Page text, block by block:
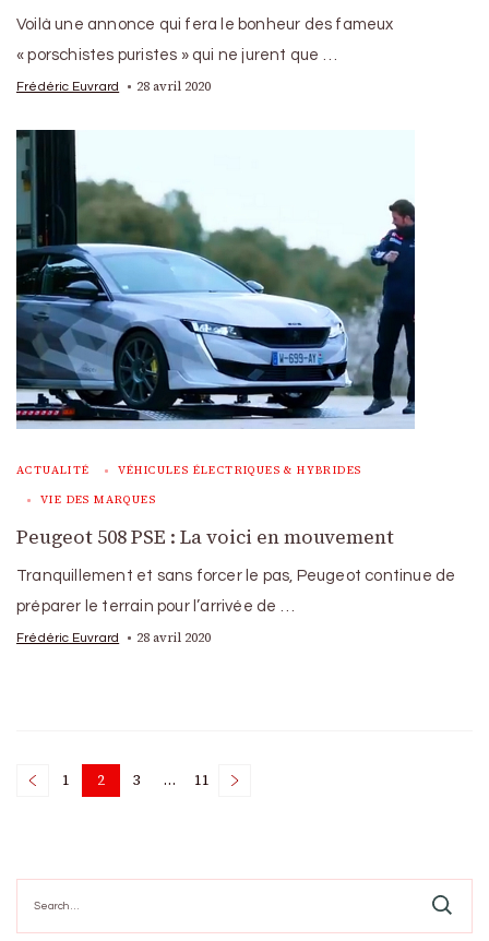
Voilà une annonce qui fera le bonheur des fameux
« porschistes puristes » qui ne jurent que …
Frédéric Euvrard 28 avril 2020
ACTUALITÉ VÉHICULES ÉLECTRIQUES & HYBRIDES
VIE DES MARQUES
Peugeot 508 PSE : La voici en mouvement
Tranquillement et sans forcer le pas, Peugeot continue de
préparer le terrain pour l’arrivée de …
Frédéric Euvrard 28 avril 2020
Posts
Page
1 Page
2 Page
3 … Page
11
for: